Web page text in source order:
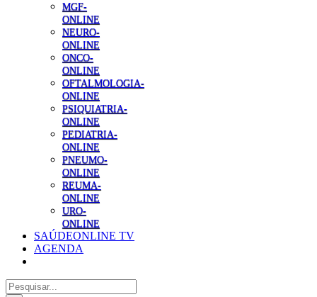
MGF-
ONLINE
NEURO-
ONLINE
ONCO-
ONLINE
OFTALMOLOGIA-
ONLINE
PSIQUIATRIA-
ONLINE
PEDIATRIA-
ONLINE
PNEUMO-
ONLINE
REUMA-
ONLINE
URO-
ONLINE
SAÚDEONLINE TV
AGENDA
Pesquisar